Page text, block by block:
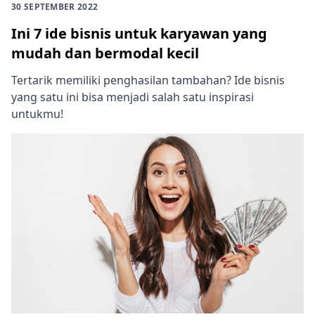
30 SEPTEMBER 2022
Ini 7 ide bisnis untuk karyawan yang
mudah dan bermodal kecil
Tertarik memiliki penghasilan tambahan? Ide bisnis
yang satu ini bisa menjadi salah satu inspirasi
untukmu!